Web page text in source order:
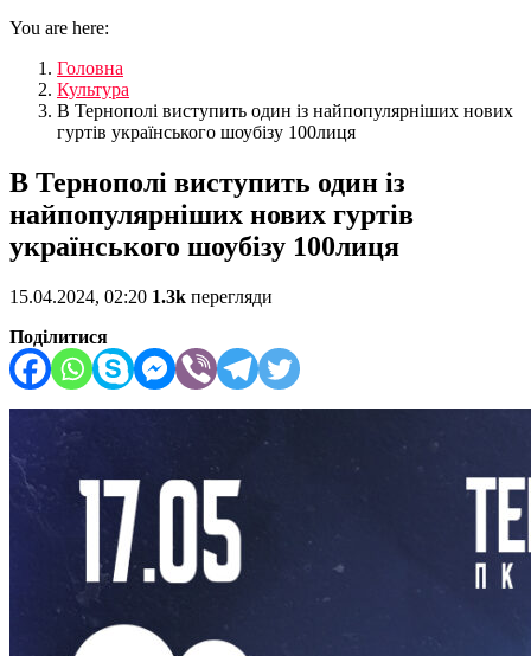
You are here:
Головна
Культура
В Тернополі виступить один із найпопулярніших нових
гуртів українського шоубізу 100лиця
В Тернополі виступить один із
найпопулярніших нових гуртів
українського шоубізу 100лиця
15.04.2024, 02:20 1.3k перегляди
Поділитися